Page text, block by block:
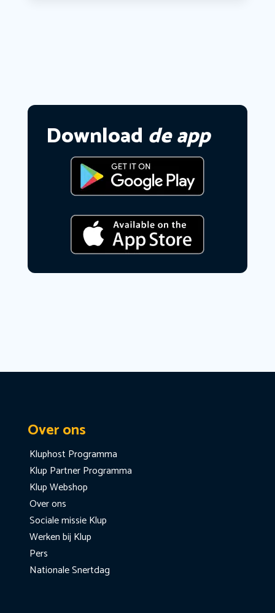
Download de app
Over ons
Kluphost Programma
Klup Partner Programma
Klup Webshop
Over ons
Sociale missie Klup
Werken bij Klup
Pers
Nationale Snertdag